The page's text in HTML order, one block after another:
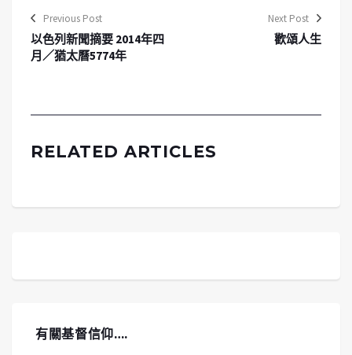
Previous Post
以色列新聞摘要 2014年四
月／猶太曆5774年
Next Post
歡頌人生
RELATED ARTICLES
有關基督信仰….